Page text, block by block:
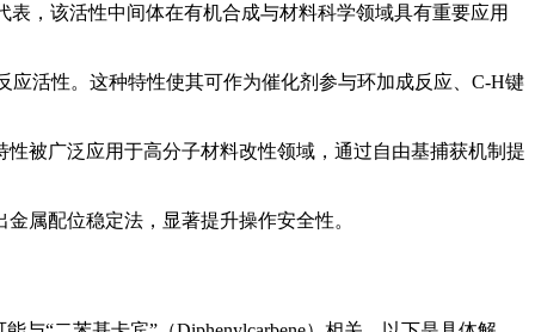
表，该活性中间体在有机合成与材料科学领域具有重要应用
应活性。这种特性使其可作为催化剂参与环加成反应、C-H键
被广泛应用于高分子材料改性领域，通过自由基捕获机制提
属配位稳定法，显著提升操作安全性。